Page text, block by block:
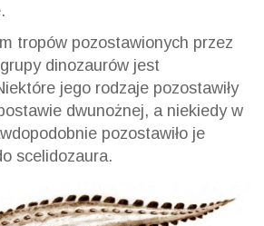
tropów pozostawionych przez
dinozaurów jest
jego rodzaje pozostawiły
dwunożnej, a niekiedy w
pozostawiło je
scelidozaura.